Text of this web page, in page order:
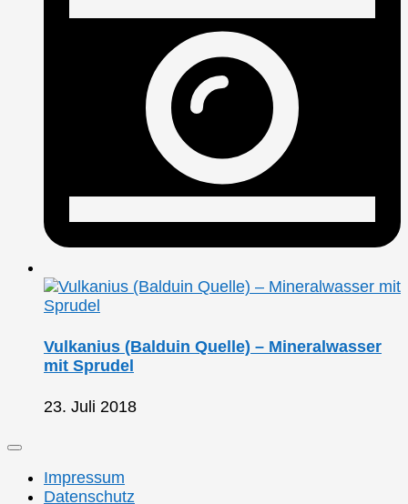
Vulkanius (Balduin Quelle) – Mineralwasser
mit Sprudel
23. Juli 2018
Impressum
Datenschutz